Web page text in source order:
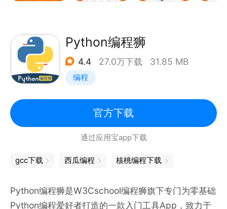
学边练，在实战中提升编程技能；
【编译工具】支持20+编程语言和编程工具，无需依靠
电脑设备和环境就可以进行代码编写和编译
【题库大全】近1000份试题，覆盖多门编程语言，每
【离线阅读】编程教程可离线下载阅读，没网也能看，
学习查询两不误，随时随地想学就学；
用户寄语：
时间。并且学习的都是大牛工作中的经验，简直太棒
了！
Python编程狮
4.4 27.0万下载 31.85 MB
编程
官方下载
通过应用宝app下载
gcc下载 西瓜编程 核桃编程下载
Python编程狮是W3Cschool编程狮旗下专门为零基础
Python编程爱好者打造的一款入门工具App，致力于